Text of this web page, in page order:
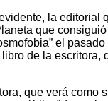
la editorial
que
el
de la escritora,
que verá como